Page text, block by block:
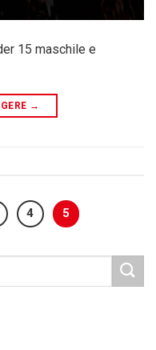
15 maschile e
→
4 5